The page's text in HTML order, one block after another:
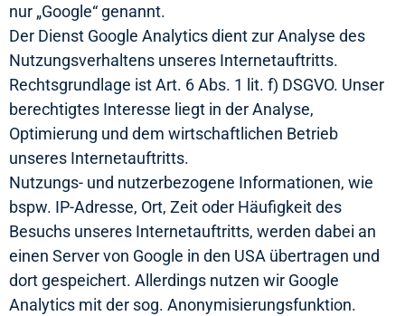
nur „Google“ genannt.
Der Dienst Google Analytics dient zur Analyse des
Nutzungsverhaltens unseres Internetauftritts.
Rechtsgrundlage ist Art. 6 Abs. 1 lit. f) DSGVO. Unser
berechtigtes Interesse liegt in der Analyse,
Optimierung und dem wirtschaftlichen Betrieb
unseres Internetauftritts.
Nutzungs- und nutzerbezogene Informationen, wie
bspw. IP-Adresse, Ort, Zeit oder Häufigkeit des
Besuchs unseres Internetauftritts, werden dabei an
einen Server von Google in den USA übertragen und
dort gespeichert. Allerdings nutzen wir Google
Analytics mit der sog. Anonymisierungsfunktion.